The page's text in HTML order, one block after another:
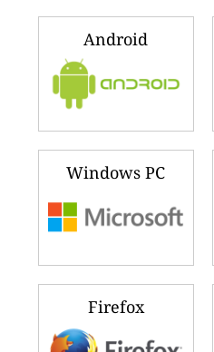
Android
Windows PC
Firefox